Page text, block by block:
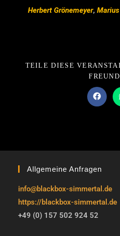
Herbert Grönemeyer,
TEILE DIESE
Allgemeine Anfragen
info@blackbox-simmertal.de
https://blackbox-simmertal.de
+49 (0) 157 502 924 52